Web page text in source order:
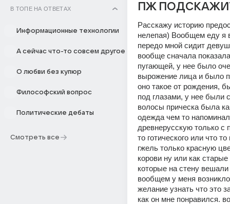
В ТОПЕ НА ОТВЕТАХ
Информационные технологии
А сейчас что-то совсем другое
О любви без купюр
Философский вопрос
Политические дебаты
Смотреть все
ПЖ
Расскажу историю
нелепая) Вообщем еду я
передо мной сидит
вообще сначала
пугающей, у нее было
вырожение лица и было
оно такое от рождения,
под глазами, у нее были
волосы прическа была
одежда чем то
древнерусскую только с
то готического или что
гжель только красную
корови ну или как
которые на стену
вообщем у меня
желание узнать что это
как он мне понравился.